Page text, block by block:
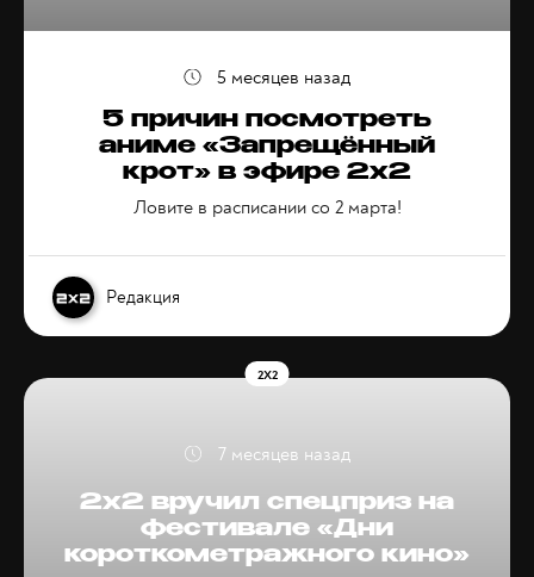
5 причин посмотреть
аниме «Запрещённый
крот» в эфире 2х2
Ловите в расписании со 2 марта!
Редакция
5 месяцев назад
2х2 вручил спецприз на
фестивале «Дни
короткометражного кино»
2X2
7 месяцев назад